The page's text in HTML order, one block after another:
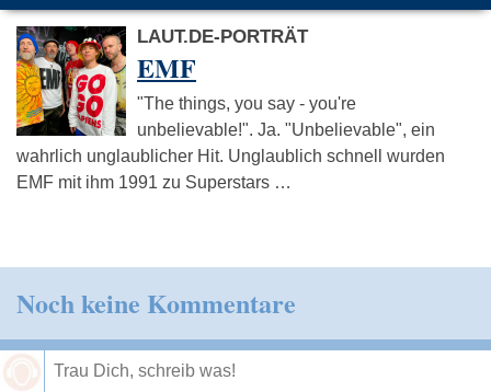
LAUT.DE-PORTRÄT
EMF
"The things, you say - you're
unbelievable!". Ja. "Unbelievable", ein
wahrlich unglaublicher Hit. Unglaublich schnell wurden
EMF mit ihm 1991 zu Superstars …
Noch keine Kommentare